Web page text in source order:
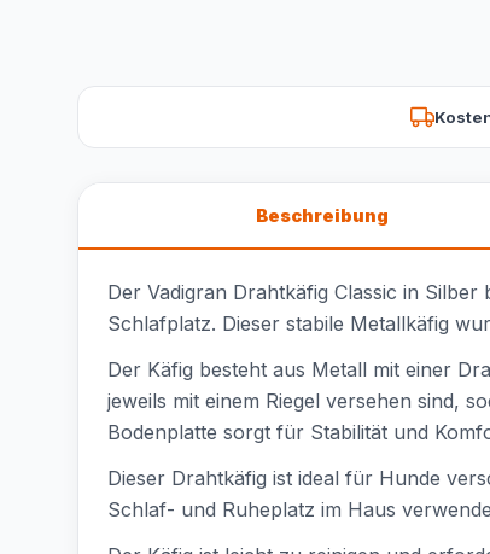
Beschreibung
Der Vadigran Drahtkäfig Classic in
Schlafplatz. Dieser stabile Metallkäfig
Der Käfig besteht aus Metall mit einer
jeweils mit einem Riegel versehen sind,
Bodenplatte sorgt für Stabilität und
Dieser Drahtkäfig ist ideal für Hunde
Schlaf- und Ruheplatz im Haus